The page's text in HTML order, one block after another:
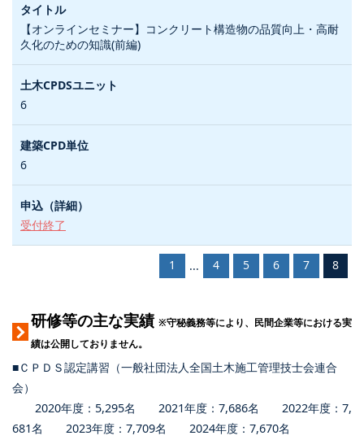
【オンラインセミナー】コンクリート構造物の品質向上・高耐
久化のための知識(前編)
6
6
受付終了
1 ... 4 5 6 7 8
研修等の主な実績 ※守秘義務等により、民間企業等における実
績は公開しておりません。
■ＣＰＤＳ認定講習（一般社団法人全国土木施工管理技士会連合
会）
2020年度：5,295名 2021年度：7,686名 2022年度：7,
681名 2023年度：7,709名 2024年度：7,670名